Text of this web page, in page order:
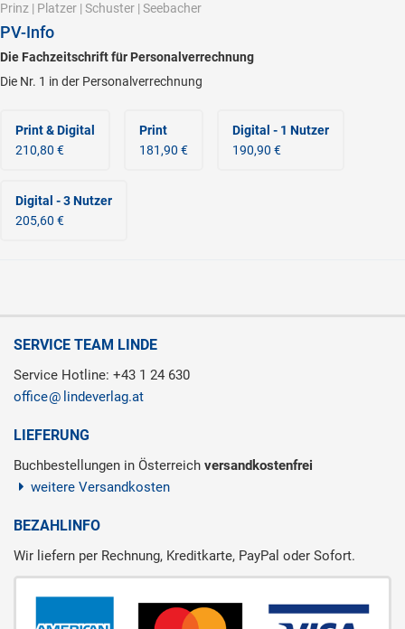
Prinz | Platzer | Schuster | Seebacher
PV-Info
Die Fachzeitschrift für Personalverrechnung
Die Nr. 1 in der Personalverrechnung
Print & Digital
210,80 €
Print
181,90 €
Digital - 1 Nutzer
190,90 €
Digital - 3 Nutzer
205,60 €
SERVICE TEAM LINDE
Service Hotline: +43 1 24 630
office
lindeverlag.at
LIEFERUNG
Buchbestellungen in Österreich versandkostenfrei
weitere Versandkosten
BEZAHLINFO
Wir liefern per Rechnung, Kreditkarte, PayPal oder Sofort.